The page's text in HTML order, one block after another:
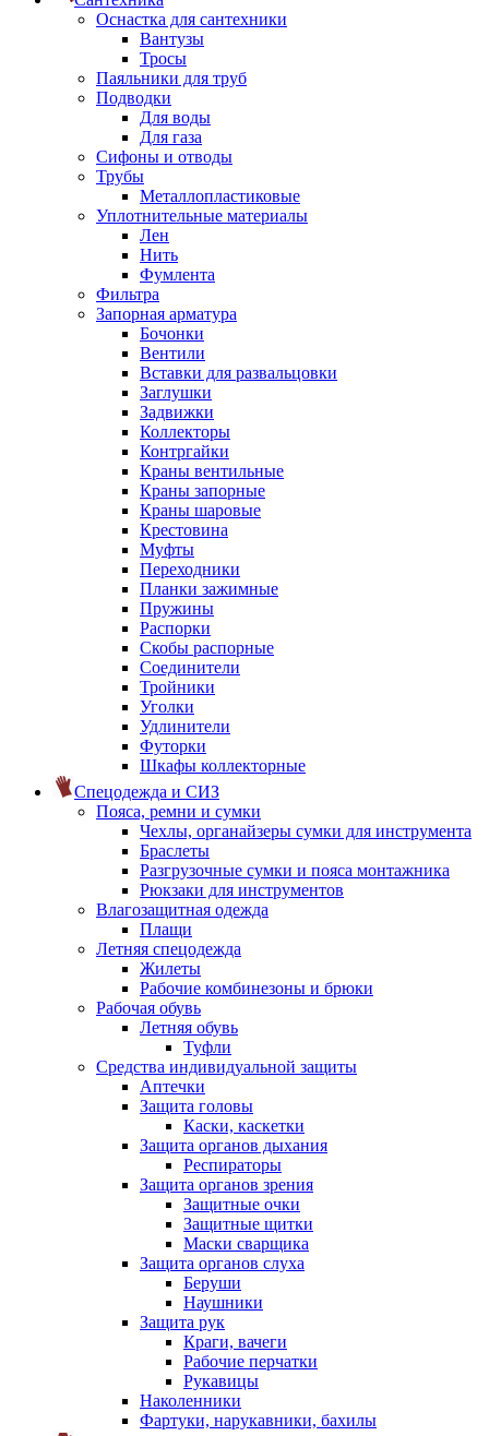
Оснастка для сантехники
Вантузы
Тросы
Паяльники для труб
Подводки
Для воды
Для газа
Сифоны и отводы
Трубы
Металлопластиковые
Уплотнительные материалы
Лен
Нить
Фумлента
Фильтра
Запорная арматура
Бочонки
Вентили
Вставки для развальцовки
Заглушки
Задвижки
Коллекторы
Контргайки
Краны вентильные
Краны запорные
Краны шаровые
Крестовина
Муфты
Переходники
Планки зажимные
Пружины
Распорки
Скобы распорные
Соединители
Тройники
Уголки
Удлинители
Футорки
Шкафы коллекторные
Спецодежда и СИЗ
Пояса, ремни и сумки
Чехлы, органайзеры сумки для инструмента
Браслеты
Разгрузочные сумки и пояса монтажника
Рюкзаки для инструментов
Влагозащитная одежда
Плащи
Летняя спецодежда
Жилеты
Рабочие комбинезоны и брюки
Рабочая обувь
Летняя обувь
Туфли
Средства индивидуальной защиты
Аптечки
Защита головы
Каски, каскетки
Защита органов дыхания
Респираторы
Защита органов зрения
Защитные очки
Защитные щитки
Маски сварщика
Защита органов слуха
Беруши
Наушники
Защита рук
Краги, вачеги
Рабочие перчатки
Рукавицы
Наколенники
Фартуки, нарукавники, бахилы